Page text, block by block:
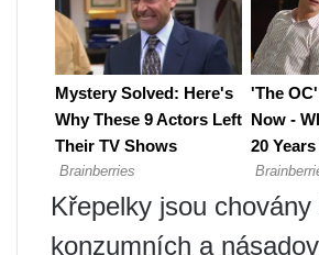
Křepelky jsou
konzumních a